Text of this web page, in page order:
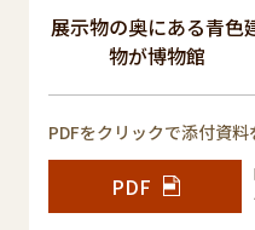
展示物の奥にある青色
物が博物館
PDFをクリックで添付資料
PDF